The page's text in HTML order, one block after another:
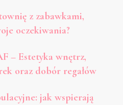
z zabawkami,
oczekiwania?
– Estetyka wnętrz,
oraz dobór regałów
jak wspierają